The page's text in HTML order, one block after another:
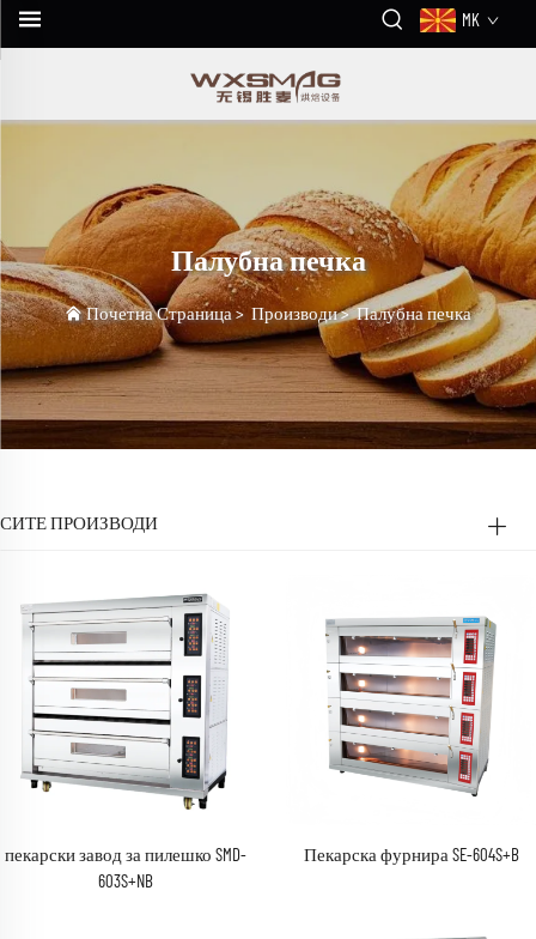
MK
Палубна печка
Почетна Страница> Производи>Палубна печка
СИТЕ ПРОИЗВОДИ
пекарски завод за пилешко SMD-
603S+NB
Пекарска фурнира SE-604S+B